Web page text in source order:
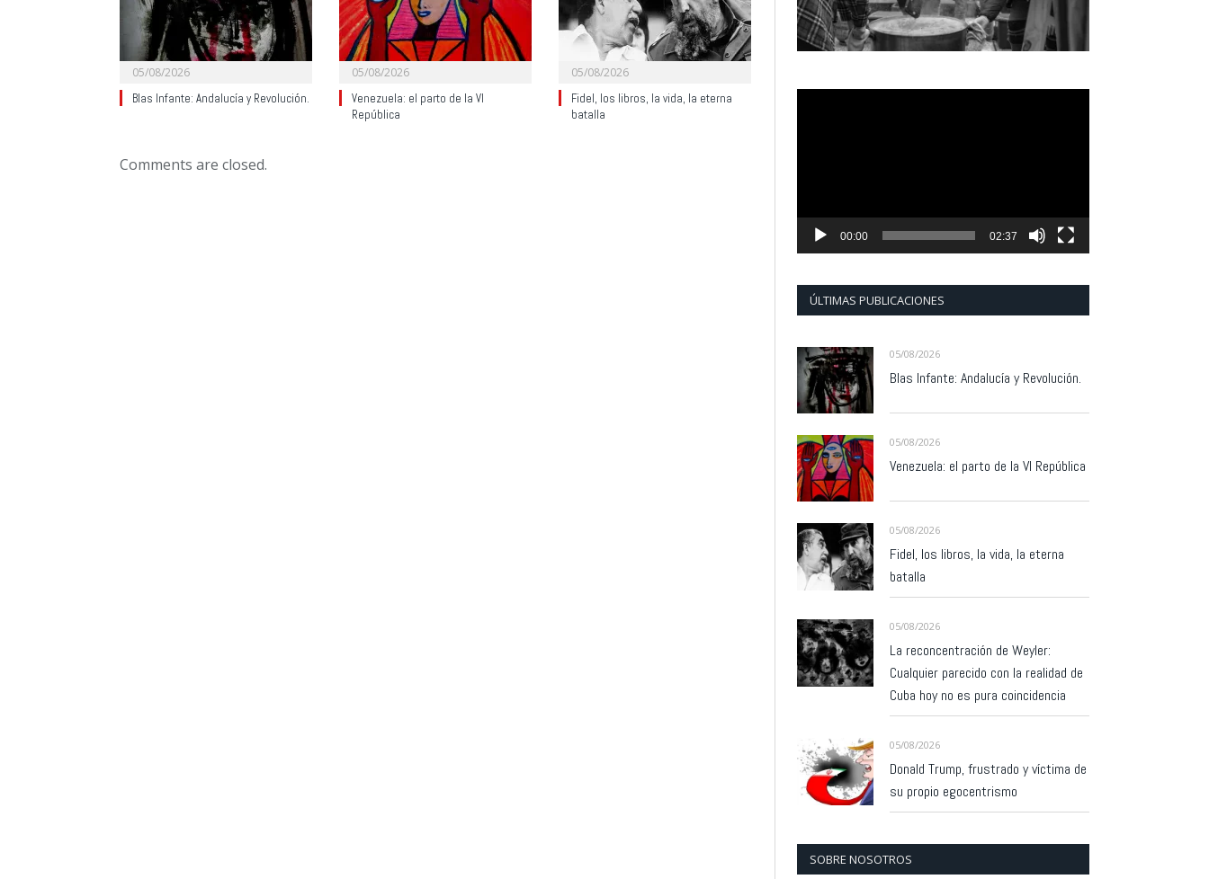
05/08/2026
Blas Infante: Andalucía y Revolución.
05/08/2026
Venezuela: el parto de la VI
República
05/08/2026
Fidel, los libros, la vida, la eterna
batalla
Comments are closed.
00:00 02:37
ÚLTIMAS PUBLICACIONES
05/08/2026
Blas Infante: Andalucía y Revolución.
05/08/2026
Venezuela: el parto de la VI República
05/08/2026
Fidel, los libros, la vida, la eterna
batalla
05/08/2026
La reconcentración de Weyler:
Cualquier parecido con la realidad de
Cuba hoy no es pura coincidencia
05/08/2026
Donald Trump, frustrado y víctima de
su propio egocentrismo
SOBRE NOSOTROS